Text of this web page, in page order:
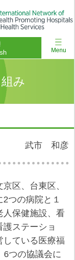
Menu
み
武市 和彦
区、台東区、
つの病院と１
人保健施設、看
ステーショ
している医療福
6つの協議会に